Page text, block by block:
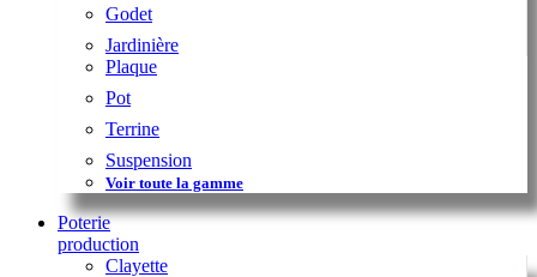
Godet
Jardinière
Plaque
Pot
Terrine
Suspension
Voir toute la gamme
Poterie
production
Clayette